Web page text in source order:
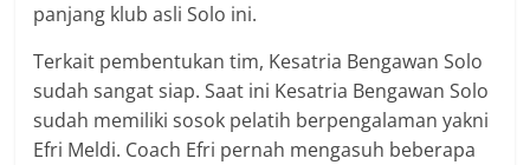
panjang klub asli Solo ini.
Terkait pembentukan tim, Kesatria Bengawan Solo
sudah sangat siap. Saat ini Kesatria Bengawan Solo
sudah memiliki sosok pelatih berpengalaman yakni
Efri Meldi. Coach Efri pernah mengasuh beberapa